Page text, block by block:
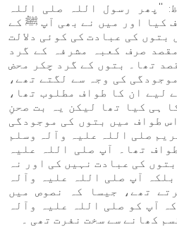
''پھر رسول اللہ صلی اللہ
کیا اور میں نے بھی آپ ﷺ کے
کی عبادت کی کوئی دلالت
صرف کعبہ مشرفہ کے گرد
تھا۔ بتوں کے گرد چکر محض
کی وجہ سے لگتے تھے،
لیے ان کا طواف مطلوب تھا،
ہی کیا تھا لیکن یہ بت صحنِ
طواف میں بتوں کی موجودگی
صلی اللہ علیہ وآلہ وسلم
تھا۔ آپ صلی اللہ علیہ
کی عبادت نہیں کی اور نہ
آپ صلی اللہ علیہ وآلہ
تھے، جیسا کہ نصوص میں
آپ کو صلی اللہ علیہ وآلہ
کھانے سے سخت نفرت تھی ۔